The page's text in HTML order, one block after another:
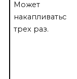
Может
накапливаться
трех раз.